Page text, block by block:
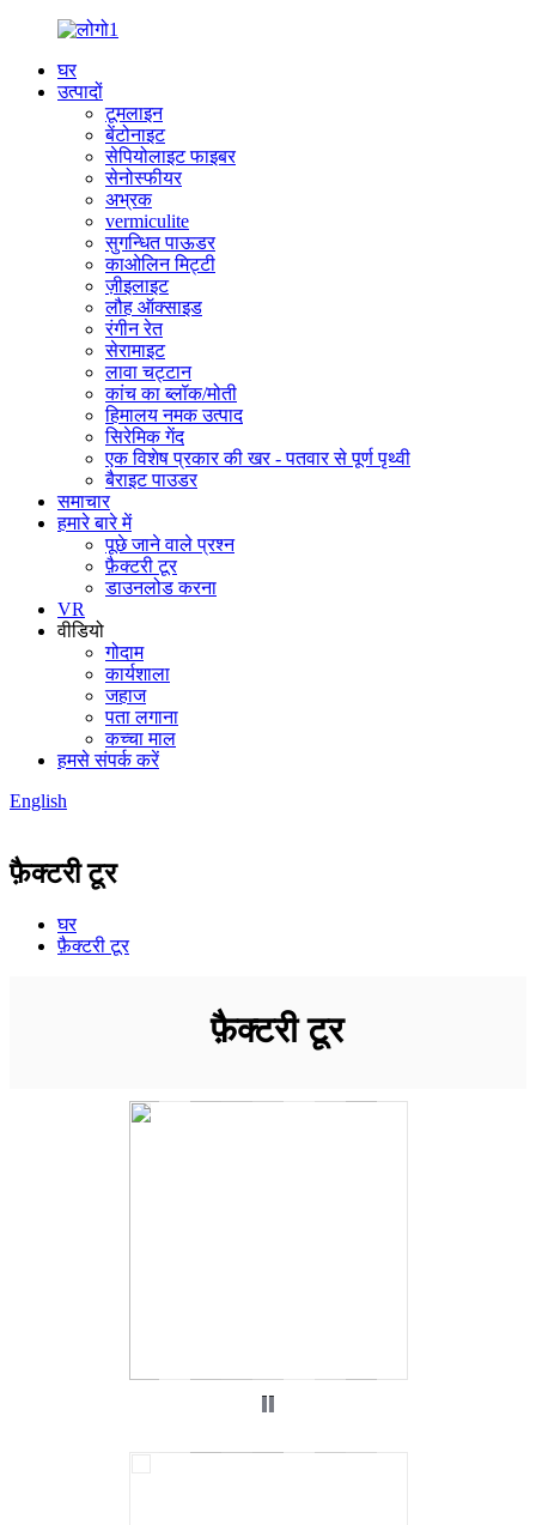
घर
उत्पादों
टूमलाइन
बेंटोनाइट
सेपियोलाइट फाइबर
सेनोस्फीयर
अभ्रक
vermiculite
सुगन्धित पाऊडर
काओलिन मिट्टी
ज़ीइलाइट
लौह ऑक्साइड
रंगीन रेत
सेरामाइट
लावा चट्टान
कांच का ब्लॉक/मोती
हिमालय नमक उत्पाद
सिरेमिक गेंद
एक विशेष प्रकार की खर - पतवार से पूर्ण पृथ्वी
बैराइट पाउडर
समाचार
हमारे बारे में
पूछे जाने वाले प्रश्न
फ़ैक्टरी टूर
डाउनलोड करना
VR
वीडियो
गोदाम
कार्यशाला
जहाज
पता लगाना
कच्चा माल
हमसे संपर्क करें
English
फ़ैक्टरी टूर
घर
फ़ैक्टरी टूर
फ़ैक्टरी टूर